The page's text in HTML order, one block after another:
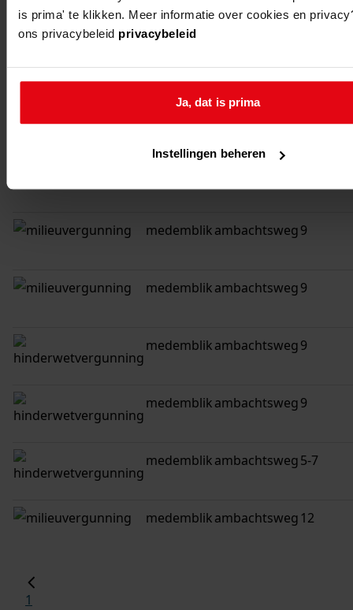
is prima' te klikken. Meer informatie over cookies en
ons privacybeleid privacybeleid
Ja, dat is prima
Instellingen beheren
medemblikambachtsweg9
medemblikambachtsweg9
medemblikambachtsweg9
medemblikambachtsweg9
medemblikambachtsweg5-7
medemblikambachtsweg 12
1